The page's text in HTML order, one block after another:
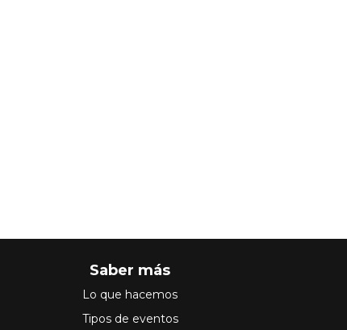
Saber más
Lo que hacemos
Tipos de eventos